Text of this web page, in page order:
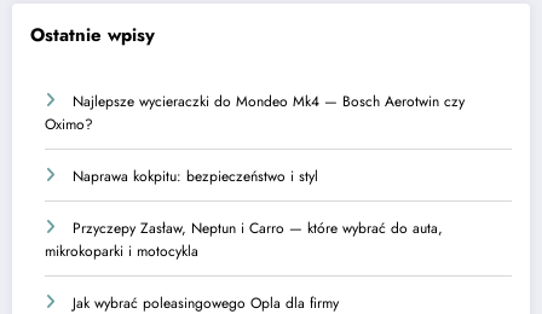
Ostatnie wpisy
Najlepsze wycieraczki do Mondeo Mk4 — Bosch Aerotwin czy
Oximo?
Naprawa kokpitu: bezpieczeństwo i styl
Przyczepy Zasław, Neptun i Carro — które wybrać do auta,
mikrokoparki i motocykla
Jak wybrać poleasingowego Opla dla firmy